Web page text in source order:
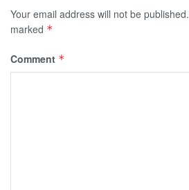
Your email address will not be published.
marked *
Comment *